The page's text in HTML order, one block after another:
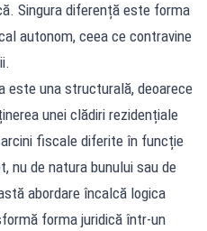
Singura diferență este forma
autonom, ceea ce contravine
este una structurală, deoarece
unei clădiri rezidențiale
fiscale diferite în funcție
nu de natura bunului sau de
abordare încalcă logica
forma juridică într-un